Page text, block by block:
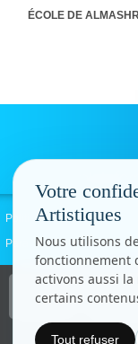
ÉCOLE DE
Politique de confidentialité
Paramètres cookies
Votre
Artistiques
Nous utilisons
fonctionnement
activons aussi la
certains
Tout refuser